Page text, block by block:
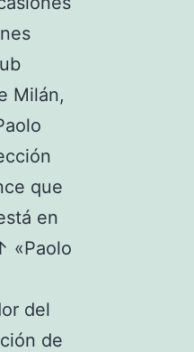
Milán,
que
en
«Paolo
del
de